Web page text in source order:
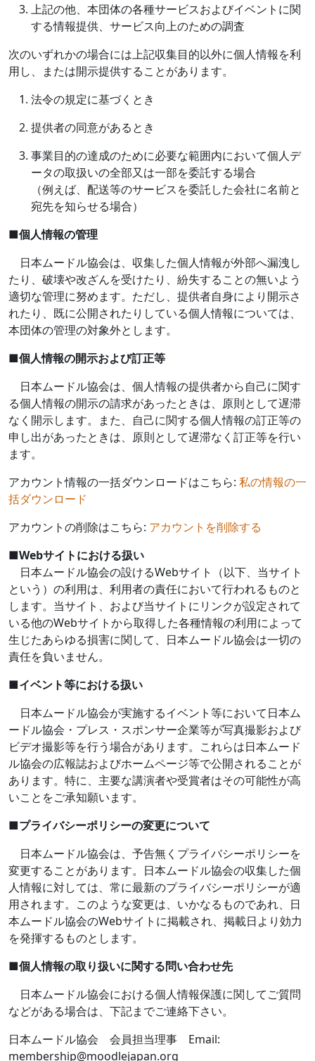
上記の他、本団体の各種サービスおよびイベントに関
する情報提供、サービス向上のための調査
次のいずれかの場合には上記収集目的以外に個人情報を利
用し、または開示提供することがあります。
法令の規定に基づくとき
提供者の同意があるとき
事業目的の達成のために必要な範囲内において個人デ
ータの取扱いの全部又は一部を委託する場合
（例えば、配送等のサービスを委託した会社に名前と
宛先を知らせる場合）
■個人情報の管理
日本ムードル協会は、収集した個人情報が外部へ漏洩し
たり、破壊や改ざんを受けたり、紛失することの無いよう
適切な管理に努めます。ただし、提供者自身により開示さ
れたり、既に公開されたりしている個人情報については、
本団体の管理の対象外とします。
■個人情報の開示および訂正等
日本ムードル協会は、個人情報の提供者から自己に関す
る個人情報の開示の請求があったときは、原則として遅滞
なく開示します。また、自己に関する個人情報の訂正等の
申し出があったときは、原則として遅滞なく訂正等を行い
ます。
アカウント情報の一括ダウンロードはこちら: 私の情報の一
括ダウンロード
アカウントの削除はこちら: アカウントを削除する
■Webサイトにおける扱い
日本ムードル協会の設けるWebサイト（以下、当サイト
という）の利用は、利用者の責任において行われるものと
します。当サイト、および当サイトにリンクが設定されて
いる他のWebサイトから取得した各種情報の利用によって
生じたあらゆる損害に関して、日本ムードル協会は一切の
責任を負いません。
■イベント等における扱い
日本ムードル協会が実施するイベント等において日本ム
ードル協会・プレス・スポンサー企業等が写真撮影および
ビデオ撮影等を行う場合があります。これらは日本ムード
ル協会の広報誌およびホームページ等で公開されることが
あります。特に、主要な講演者や受賞者はその可能性が高
いことをご承知願います。
■プライバシーポリシーの変更について
日本ムードル協会は、予告無くプライバシーポリシーを
変更することがあります。日本ムードル協会の収集した個
人情報に対しては、常に最新のプライバシーポリシーが適
用されます。このような変更は、いかなるものであれ、日
本ムードル協会のWebサイトに掲載され、掲載日より効力
を発揮するものとします。
■個人情報の取り扱いに関する問い合わせ先
日本ムードル協会における個人情報保護に関してご質問
などがある場合は、下記までご連絡下さい。
日本ムードル協会 会員担当理事 Email:
membership@moodlejapan.org